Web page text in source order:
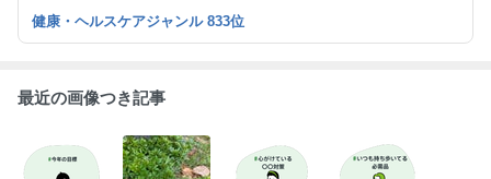
康にお役に立って、皆さんがハッピーライフを過ごせたらと思いま
す。
健康・ヘルスケアジャンル 833位
最近の画像つき記事